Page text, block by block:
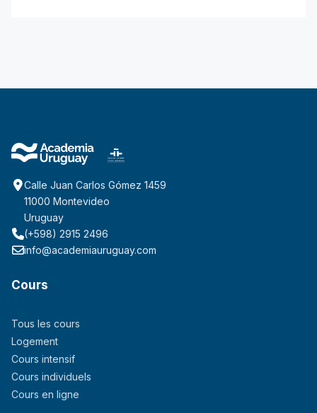
Calle Juan Carlos Gómez 1459
11000 Montevideo
Uruguay
(+598) 2915 2496
info@academiauruguay.com
Cours
Tous les cours
Logement
Cours intensif
Cours individuels
Cours en ligne